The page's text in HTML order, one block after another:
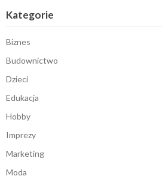
Kategorie
Biznes
Budownictwo
Dzieci
Edukacja
Hobby
Imprezy
Marketing
Moda